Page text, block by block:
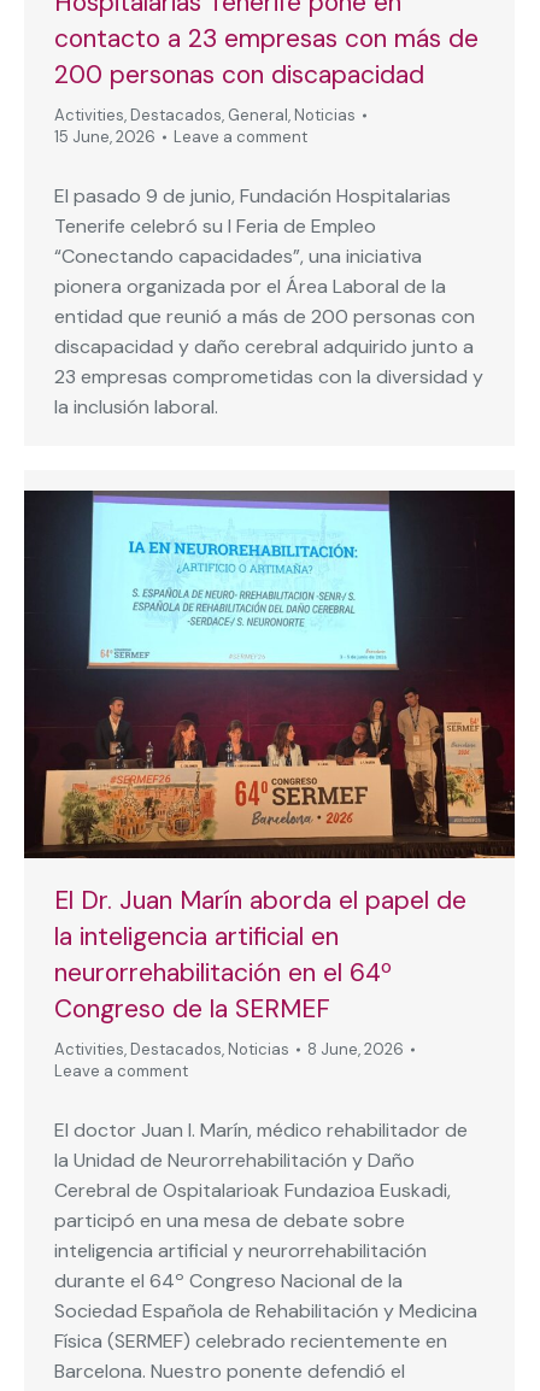
contacto a 23 empresas con más de
200 personas con discapacidad
Activities, Destacados, General, Noticias
15 June, 2026
Leave a comment
El pasado 9 de junio, Fundación Hospitalarias
Tenerife celebró su I Feria de Empleo
“Conectando capacidades”, una iniciativa
pionera organizada por el Área Laboral de la
entidad que reunió a más de 200 personas con
discapacidad y daño cerebral adquirido junto a
23 empresas comprometidas con la diversidad y
la inclusión laboral.
El Dr. Juan Marín aborda el papel de
la inteligencia artificial en
neurorrehabilitación en el 64º
Congreso de la SERMEF
Activities, Destacados, Noticias
8 June, 2026
Leave a comment
El doctor Juan I. Marín, médico rehabilitador de
la Unidad de Neurorrehabilitación y Daño
Cerebral de Ospitalarioak Fundazioa Euskadi,
participó en una mesa de debate sobre
inteligencia artificial y neurorrehabilitación
durante el 64º Congreso Nacional de la
Sociedad Española de Rehabilitación y Medicina
Física (SERMEF) celebrado recientemente en
Barcelona. Nuestro ponente defendió el